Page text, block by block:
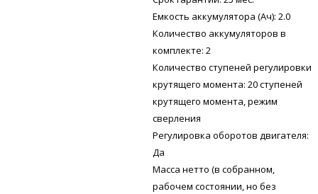
Емкость аккумулятора (Ач): 2.0
Количество аккумуляторов в
комплекте: 2
Количество ступеней регулировки
крутящего момента: 20 ступеней
крутящего момента, режим
сверления
Регулировка оборотов двигателя:
Да
Масса нетто (в собранном,
рабочем состоянии, но без